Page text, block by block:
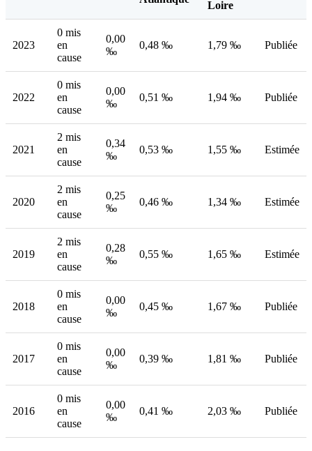
Loire
2023
0 mis
en
cause
0,00
‰
0,48 ‰ 1,79 ‰ Publiée
2022
0 mis
en
cause
0,00
‰
0,51 ‰ 1,94 ‰ Publiée
2021
2 mis
en
cause
0,34
‰
0,53 ‰ 1,55 ‰ Estimée
2020
2 mis
en
cause
0,25
‰
0,46 ‰ 1,34 ‰ Estimée
2019
2 mis
en
cause
0,28
‰
0,55 ‰ 1,65 ‰ Estimée
2018
0 mis
en
cause
0,00
‰
0,45 ‰ 1,67 ‰ Publiée
2017
0 mis
en
cause
0,00
‰
0,39 ‰ 1,81 ‰ Publiée
2016
0 mis
en
cause
0,00
‰
0,41 ‰ 2,03 ‰ Publiée